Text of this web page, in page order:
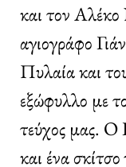
και τον Αλέκο
αγιογράφο
Πυλαία και
εξώφυλλο με
τεύχος μας. Ο
και ένα